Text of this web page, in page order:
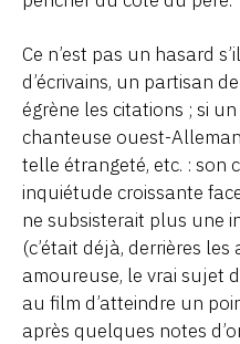
Ce n’est pas un hasard
d’écrivains, un partisan
égrène les citations ; si
chanteuse ouest-
telle étrangeté, etc. : son
inquiétude croissante
ne subsisterait plus une
(c’était déjà, derrières
amoureuse, le vrai sujet
au film d’atteindre un
après quelques notes